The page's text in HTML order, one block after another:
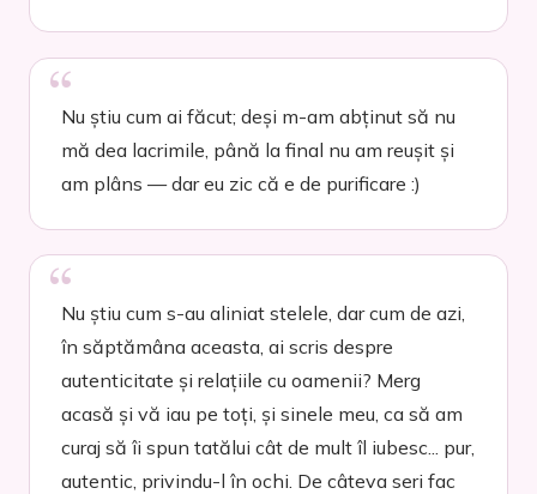
Nu știu cum ai făcut; deși m-am abținut să nu
mă dea lacrimile, până la final nu am reușit și
am plâns — dar eu zic că e de purificare :)
Nu știu cum s-au aliniat stelele, dar cum de azi,
în săptămâna aceasta, ai scris despre
autenticitate și relațiile cu oamenii? Merg
acasă și vă iau pe toți, și sinele meu, ca să am
curaj să îi spun tatălui cât de mult îl iubesc... pur,
autentic, privindu-l în ochi. De câteva seri fac